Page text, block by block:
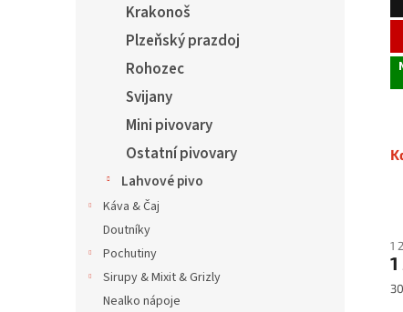
Krakonoš
Plzeňský prazdoj
Rohozec
Svijany
Mini pivovary
Ostatní pivovary
Lahvové pivo
Káva & Čaj
Doutníky
Pochutiny
Sirupy & Mixit & Grizly
Nealko nápoje
1